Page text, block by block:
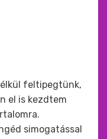
feltipegtünk,
el is kezdtem
simogatással